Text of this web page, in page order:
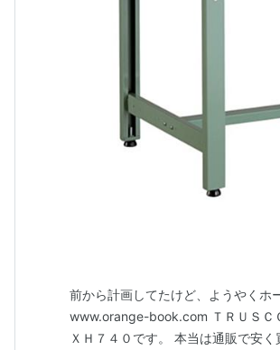
前から計画してたけど、ようやくホ
www.orange-book.com ＴＲＵＳＣ
ＸＨ７４０です。 本当は通販で安